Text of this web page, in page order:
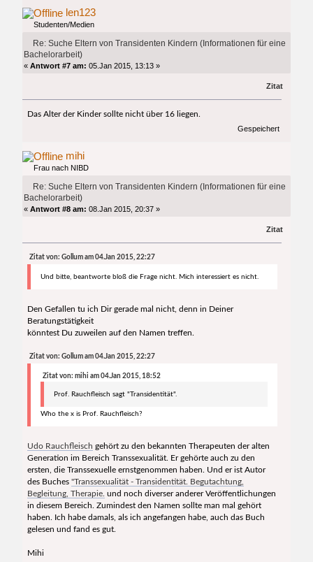
len123
Studenten/Medien
Re: Suche Eltern von Transidenten Kindern (Informationen für eine
Bachelorarbeit)
«Antwort #7 am: 05.Jan 2015, 13:13 »
Zitat
Das Alter der Kinder sollte nicht über 16 liegen.
Gespeichert
mihi
Frau nach NIBD
Re: Suche Eltern von Transidenten Kindern (Informationen für eine
Bachelorarbeit)
«Antwort #8 am: 08.Jan 2015, 20:37 »
Zitat
Zitat von: Gollum am 04.Jan 2015, 22:27
Und bitte, beantworte bloß die Frage nicht. Mich interessiert es nicht.
Den Gefallen tu ich Dir gerade mal nicht, denn in Deiner
Beratungstätigkeit
könntest Du zuweilen auf den Namen treffen.
Zitat von: Gollum am 04.Jan 2015, 22:27
Zitat von: mihi am 04.Jan 2015, 18:52
Prof. Rauchfleisch sagt "Transidentität".
Who the x is Prof. Rauchfleisch?
Udo Rauchfleisch gehört zu den bekannten Therapeuten der alten
Generation im Bereich Transsexualität. Er gehörte auch zu den
ersten, die Transsexuelle ernstgenommen haben. Und er ist Autor
des Buches "Transsexualität - Transidentität. Begutachtung,
Begleitung, Therapie. und noch diverser anderer Veröffentlichungen
in diesem Bereich. Zumindest den Namen sollte man mal gehört
haben. Ich habe damals, als ich angefangen habe, auch das Buch
gelesen und fand es gut.
Mihi